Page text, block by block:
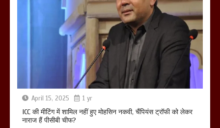
April 15, 2025 1 yr
ICC की मीटिंग में शामिल नहीं हुए मोहसिन नकवी, चैंपियंस ट्रॉफी को लेकर
नाराज हैं पीसीबी चीफ?